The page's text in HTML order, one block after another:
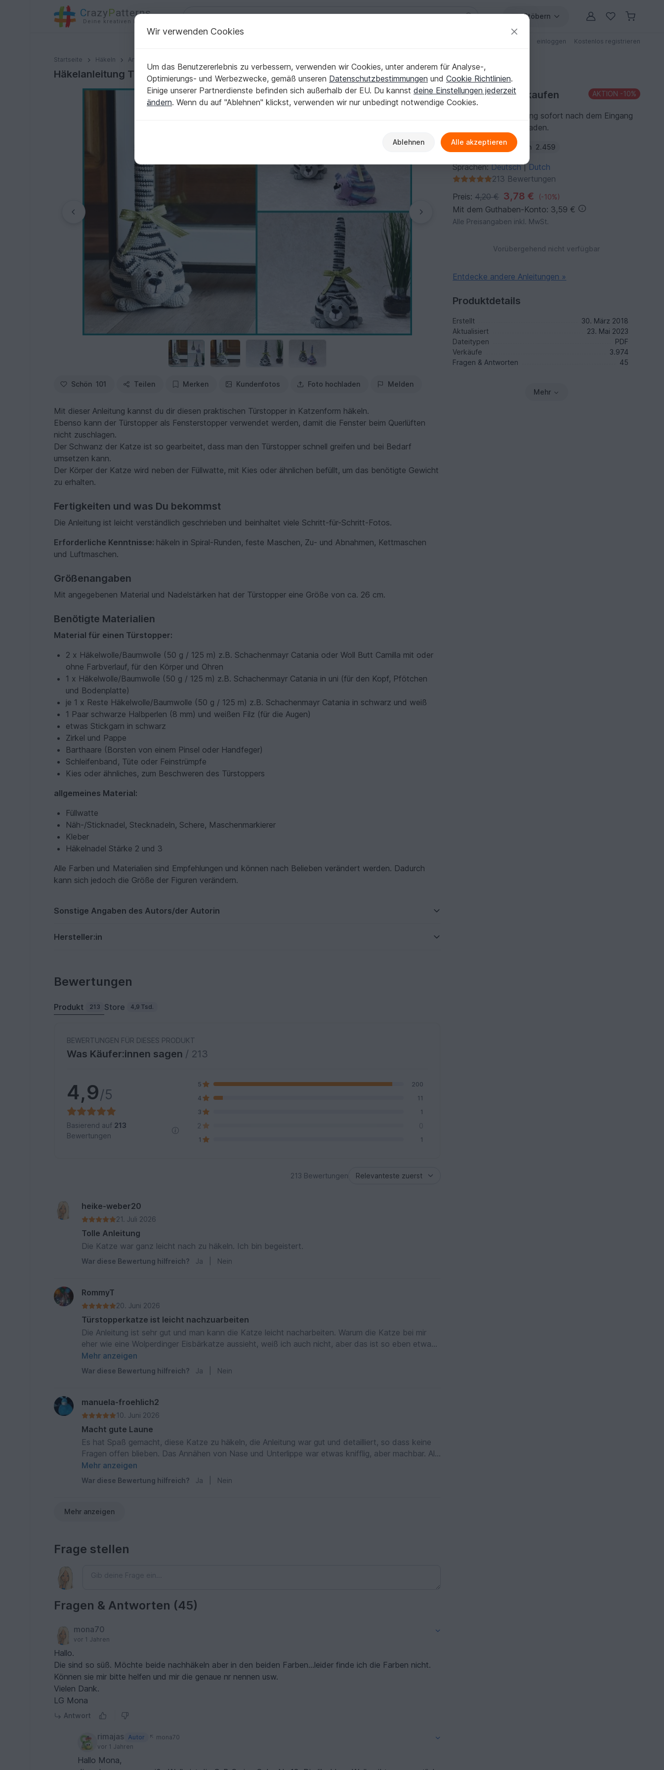
CrazyPatterns
Deine kreativen Ideen
Stöbern
einloggen Kostenlos registrieren
Startseite Häkeln Amigurumi
Häkelanleitung Türstopper Katze
Häkelanleitung Türstopper Katze
Schön 101 Teilen Merken Kundenfotos Foto hochladen Melden
Mit dieser Anleitung kannst du dir diesen praktischen Türstopper in Katzenform häkeln.
Ebenso kann der Türstopper als Fensterstopper verwendet werden, damit die Fenster beim Querlüften
nicht zuschlagen.
Der Schwanz der Katze ist so gearbeitet, dass man den Türstopper schnell greifen und bei Bedarf
umsetzen kann.
Der Körper der Katze wird neben der Füllwatte, mit Kies oder ähnlichen befüllt, um das benötigte Gewicht
zu erhalten.
Fertigkeiten und was Du bekommst
Die Anleitung ist leicht verständlich geschrieben und beinhaltet viele Schritt-für-Schritt-Fotos.
Erforderliche Kenntnisse: häkeln in Spiral-Runden, feste Maschen, Zu- und Abnahmen, Kettmaschen
und Luftmaschen.
Größenangaben
Mit angegebenen Material und Nadelstärken hat der Türstopper eine Größe von ca. 26 cm.
Benötigte Materialien
Material für einen Türstopper:
2 x Häkelwolle/Baumwolle (50 g / 125 m) z.B. Schachenmayr Catania oder Woll Butt Camilla mit oder
ohne Farbverlauf, für den Körper und Ohren
1 x Häkelwolle/Baumwolle (50 g / 125 m) z.B. Schachenmayr Catania in uni (für den Kopf, Pfötchen
und Bodenplatte)
je 1 x Reste Häkelwolle/Baumwolle (50 g / 125 m) z.B. Schachenmayr Catania in schwarz und weiß
1 Paar schwarze Halbperlen (8 mm) und weißen Filz (für die Augen)
etwas Stickgarn in schwarz
Zirkel und Pappe
Barthaare (Borsten von einem Pinsel oder Handfeger)
Schleifenband, Tüte oder Feinstrümpfe
Kies oder ähnliches, zum Beschweren des Türstoppers
allgemeines Material:
Füllwatte
Näh-/Sticknadel, Stecknadeln, Schere, Maschenmarkierer
Kleber
Häkelnadel Stärke 2 und 3
Alle Farben und Materialien sind Empfehlungen und können nach Belieben verändert werden. Dadurch
kann sich jedoch die Größe der Figuren verändern.
Sonstige Angaben des Autors/der Autorin
Hersteller:in
Häkelanleitung kaufen AKTION -10%
Du kannst die Anleitung sofort nach dem Eingang
der Zahlung herunterladen.
Autor: rimajas Folgen 2.459
Sprachen:Deutsch| Dutch
213 Bewertungen
Preis:4,20 € 3,78 € (-10%)
Mit dem Guthaben-Konto: 3,59 €
Alle Preisangaben inkl. MwSt.
Vorübergehend nicht verfügbar
Entdecke andere Anleitungen »
Produktdetails
Erstellt
30. März 2018
Aktualisiert
23. Mai 2023
Dateitypen
PDF
Verkäufe
3.974
Fragen & Antworten
45
Mehr
Bewertungen
Produkt 213 Store 4,9 Tsd.
BEWERTUNGEN FÜR DIESES PRODUKT
Was Käufer:innen sagen / 213
4,9/5
Basierend auf 213
Bewertungen
5
200
4
11
3
1
2 0
1 1
213 Bewertungen
heike-weber20
21. Juli 2026
Tolle Anleitung
Die Katze war ganz leicht nach zu häkeln. Ich bin begeistert.
War diese Bewertung hilfreich? Ja Nein
RommyT
20. Juni 2026
Türstopperkatze ist leicht nachzuarbeiten
Die Anleitung ist sehr gut und man kann die Katze leicht nacharbeiten. Warum die Katze bei mir
eher wie eine Wolperdinger Eisbärkatze aussieht, weiß ich auch nicht, aber das ist so eben etwas
Besonderes.
Mehr anzeigen
War diese Bewertung hilfreich? Ja Nein
manuela-froehlich2
10. Juni 2026
Macht gute Laune
Es hat Spaß gemacht, diese Katze zu häkeln, die Anleitung war gut und detailliert, so dass keine
Fragen offen blieben. Das Annähen von Nase und Unterlippe war etwas knifflig, aber machbar. Als
Schnurrhaare habe ich einen Nylonfaden genommen, auf die Augenbrauen habe ich verzichtet.
Mehr anzeigen
War diese Bewertung hilfreich? Ja Nein
Mehr anzeigen
Frage stellen
Fragen & Antworten (45)
mona70
vor 1 Jahren
Hallo.
Die sind so süß. Möchte beide nachhäkeln aber in den beiden Farben...leider finde ich die Farben nicht.
Können sie mir bitte helfen und mir die genaue nr nennen usw.
Vielen Dank.
LG Mona
Antwort
rimajas Autor
mona70
vor 1 Jahren
Hallo Mona,
Wir verwenden Cookies
Um das Benutzererlebnis zu verbessern, verwenden wir Cookies, unter anderem für Analyse-,
Optimierungs- und Werbezwecke, gemäß unseren Datenschutzbestimmungen und Cookie Richtlinien.
Einige unserer Partnerdienste befinden sich außerhalb der EU. Du kannst deine Einstellungen jederzeit
ändern. Wenn du auf "Ablehnen" klickst, verwenden wir nur unbedingt notwendige Cookies.
Ablehnen Alle akzeptieren